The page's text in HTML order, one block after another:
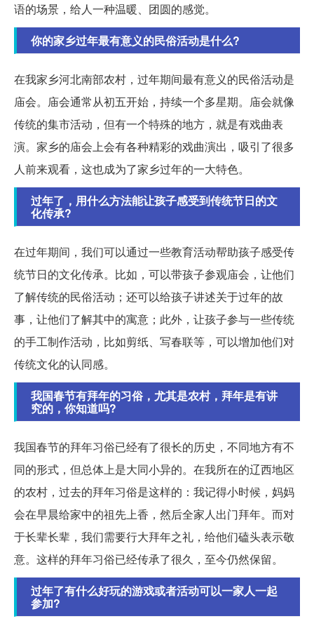
语的场景，给人一种温暖、团圆的感觉。
你的家乡过年最有意义的民俗活动是什么?
在我家乡河北南部农村，过年期间最有意义的民俗活动是
庙会。庙会通常从初五开始，持续一个多星期。庙会就像
传统的集市活动，但有一个特殊的地方，就是有戏曲表
演。家乡的庙会上会有各种精彩的戏曲演出，吸引了很多
人前来观看，这也成为了家乡过年的一大特色。
过年了，用什么方法能让孩子感受到传统节日的文
化传承?
在过年期间，我们可以通过一些教育活动帮助孩子感受传
统节日的文化传承。比如，可以带孩子参观庙会，让他们
了解传统的民俗活动；还可以给孩子讲述关于过年的故
事，让他们了解其中的寓意；此外，让孩子参与一些传统
的手工制作活动，比如剪纸、写春联等，可以增加他们对
传统文化的认同感。
我国春节有拜年的习俗，尤其是农村，拜年是有讲
究的，你知道吗?
我国春节的拜年习俗已经有了很长的历史，不同地方有不
同的形式，但总体上是大同小异的。在我所在的辽西地区
的农村，过去的拜年习俗是这样的：我记得小时候，妈妈
会在早晨给家中的祖先上香，然后全家人出门拜年。而对
于长辈长辈，我们需要行大拜年之礼，给他们磕头表示敬
意。这样的拜年习俗已经传承了很久，至今仍然保留。
过年了有什么好玩的游戏或者活动可以一家人一起
参加?